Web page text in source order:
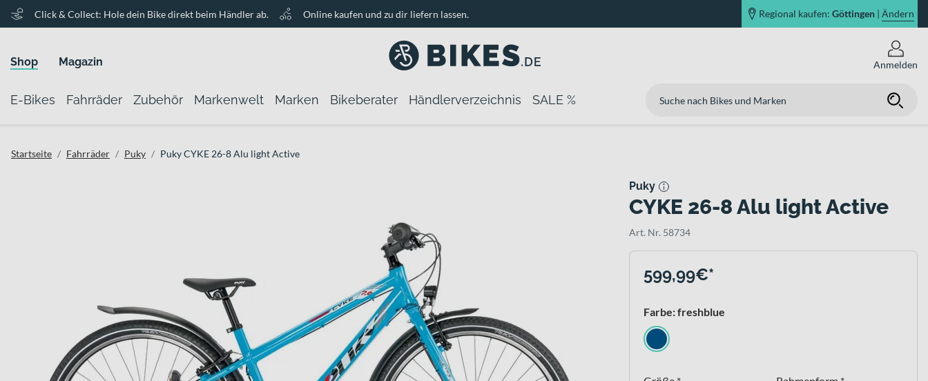
Click & Collect: Hole dein Bike direkt beim Händler ab. Online kaufen und zu dir liefern lassen. Regional kaufen: Göttingen | Ändern
Shop Magazin Anmelden
E-Bikes Fahrräder Zubehör Markenwelt Marken Bikeberater Händlerverzeichnis SALE %
Startseite Fahrräder Puky Puky CYKE 26-8 Alu light Active
Puky
CYKE 26-8 Alu light Active
Art. Nr. 58734
599,99€*
Farbe: freshblue